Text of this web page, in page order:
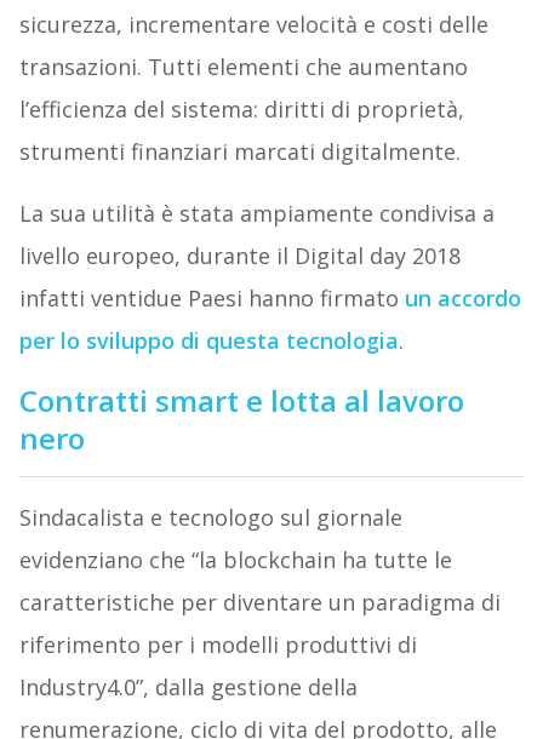
sicurezza, incrementare velocità e costi delle
transazioni. Tutti elementi che aumentano
l’efficienza del sistema: diritti di proprietà,
strumenti finanziari marcati digitalmente.
La sua utilità è stata ampiamente condivisa a
livello europeo, durante il Digital day 2018
infatti ventidue Paesi hanno firmato un accordo
per lo sviluppo di questa tecnologia.
Contratti smart e lotta al lavoro
nero
Sindacalista e tecnologo sul giornale
evidenziano che “la blockchain ha tutte le
caratteristiche per diventare un paradigma di
riferimento per i modelli produttivi di
Industry4.0”, dalla gestione della
renumerazione, ciclo di vita del prodotto, alle